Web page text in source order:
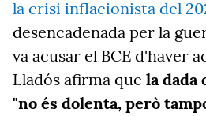
la crisi inflacionista del
desencadenada per la
va acusar el BCE d'haver
Lladós afirma que la dada
"no és dolenta, però